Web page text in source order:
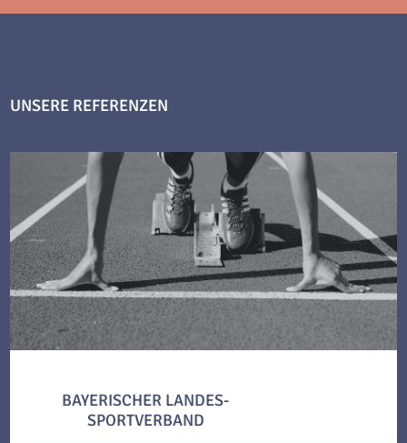
UNSERE REFERENZEN
BAYERISCHER LANDES-
SPORTVERBAND